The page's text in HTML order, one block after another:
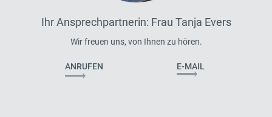
Ihr Ansprechpartnerin: Frau Tanja Evers
Wir freuen uns, von Ihnen zu hören.
ANRUFEN E-MAIL